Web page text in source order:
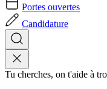
Portes ouvertes
Candidature
Tu cherches, on t'aide à